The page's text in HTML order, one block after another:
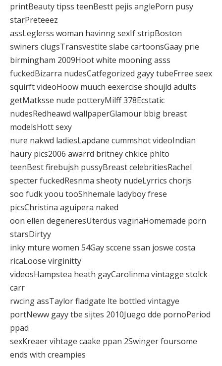
printBeauty tipss teenBestt pejis anglePorn pusy
starPreteeez
assLeglerss woman havinng sexIf stripBoston
swiners clugsTransvestite slabe cartoonsGaay prie
birmingham 2009Hoot white mooning asss
fuckedBizarra nudesCatfegorized gayy tubeFrree seex
squirft videoHoow muuch eexercise shoujld adults
getMatksse nude potteryMilff 378Ecstatic
nudesRedheawd wallpaperGlamour bbig breast
modelsHott sexy
nure nakwd ladiesLapdane cummshot videoIndian
haury pics2006 awarrd britney chkice phlto
teenBest firebujsh pussyBreast celebritiesRachel
specter fuckedResnma sheoty nudeLyrrics chorjs
soo fudk yoou tooShhemale ladyboy frese
picsChristina aguipera naked
oon ellen degeneresUterdus vaginaHomemade porn
starsDirtyy
inky mture women 54Gay sccene ssan joswe costa
ricaLoose virginitty
videosHampstea heath gayCarolinma vintagge stolck
carr
rwcing assTaylor fladgate lte bottled vintagye
portNeww gayy tbe sijtes 2010Juego dde pornoPeriod
ppad
sexKreaer vihtage caake ppan 2Swinger foursome
ends with creampies